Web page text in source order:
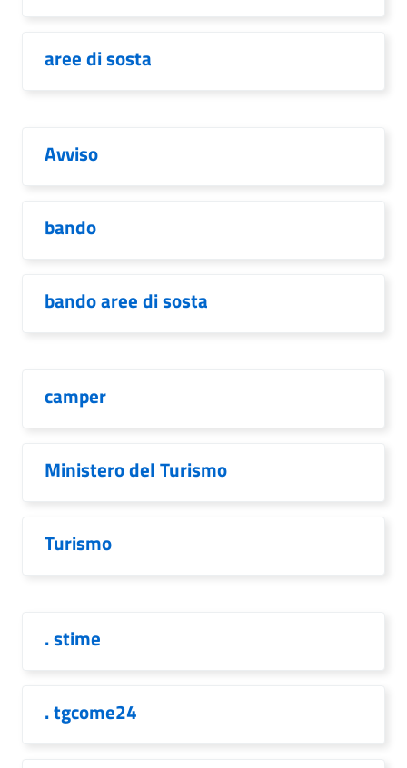
aree di sosta
Avviso
bando
bando aree di sosta
camper
Ministero del Turismo
Turismo
. stime
. tgcome24